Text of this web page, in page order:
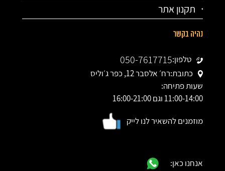
תקנון אתר
נהיה בקשר
טלפון:050-7617715
כתובת:רח׳ אלסבר 12, כפר ג׳וליס
שעות פתיחה:
11:00-14:00 וגם 16:00-21:00
מוזמנים להשאיר לנו לייק
אנחנו כאן: